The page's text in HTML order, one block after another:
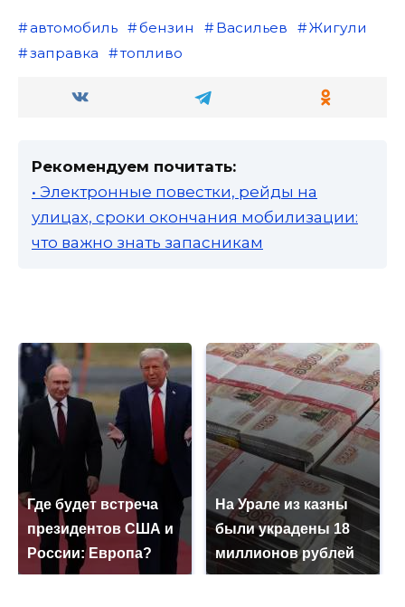
автомобиль бензин Васильев
Жигули
заправка
топливо
Рекомендуем почитать:
• Электронные повестки, рейды на
улицах, сроки окончания мобилизации:
что важно знать запасникам
Где будет встреча
президентов США и
России: Европа?
На Урале из казны
были украдены 18
миллионов рублей